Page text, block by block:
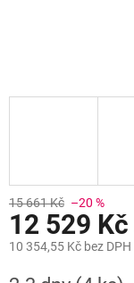
15 661 Kč –20 %
12 529 Kč
10 354,55 Kč bez DPH